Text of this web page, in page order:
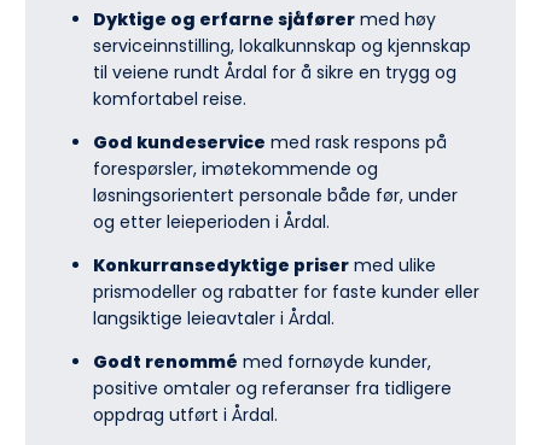
Dyktige og erfarne sjåfører med høy
serviceinnstilling, lokalkunnskap og kjennskap
til veiene rundt Årdal for å sikre en trygg og
komfortabel reise.
God kundeservice med rask respons på
forespørsler, imøtekommende og
løsningsorientert personale både før, under
og etter leieperioden i Årdal.
Konkurransedyktige priser med ulike
prismodeller og rabatter for faste kunder eller
langsiktige leieavtaler i Årdal.
Godt renommé med fornøyde kunder,
positive omtaler og referanser fra tidligere
oppdrag utført i Årdal.